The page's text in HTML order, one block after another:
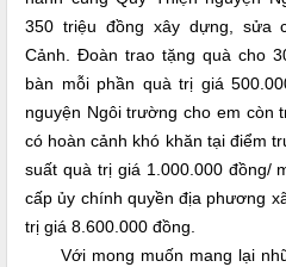
350 triệu đồng xây dựng, sửa
Cảnh. Đoàn trao tặng quà cho
bàn mỗi phần quà trị giá
nguyện Ngôi trường cho em còn
có hoàn cảnh khó khăn tại điểm
suất quà trị giá 1.000.000 đồng/
cấp ủy chính quyền địa phương
trị giá 8.600.000 đồng.
Với mong muốn mang lại